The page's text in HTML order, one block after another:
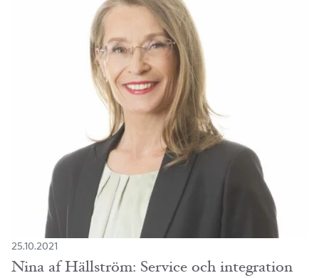
25.10.2021
Nina af Hällström: Service och integration